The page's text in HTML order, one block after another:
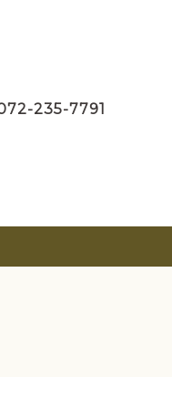
235-7791